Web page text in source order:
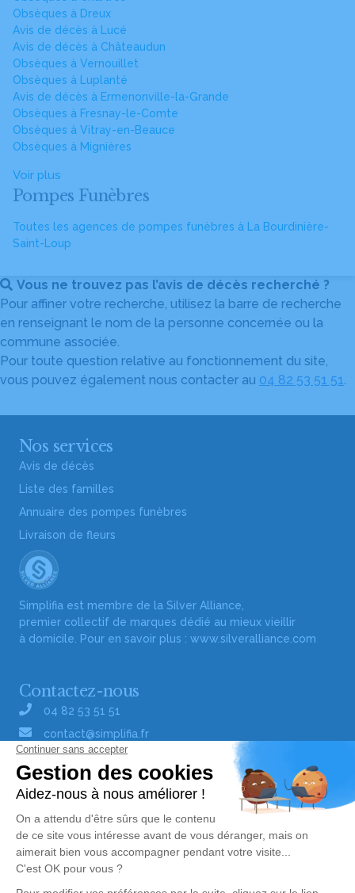
Obsèques à Dreux
Avis de décès à Lucé
Avis de décès à Châteaudun
Obsèques à Vernouillet
Obsèques à Luplanté
Avis de décès à Ermenonville-la-Grande
Obsèques à Fresnay-le-Comte
Obsèques à Vitray-en-Beauce
Obsèques à Mignières
Voir plus
Pompes Funèbres
Toutes les agences de pompes funèbres à La Bourdinière-
Saint-Loup
Vous ne trouvez pas l’avis de décès recherché ?
Pour affiner votre recherche, utilisez la barre de recherche
en renseignant le nom de la personne concernée ou la
commune associée.
Pour toute question relative au fonctionnement du site,
vous pouvez également nous contacter au 04 82 53 51 51.
Nos services
Avis de décès
Liste des familles
Annuaire des pompes funèbres
Livraison de fleurs
Simplifia est membre de la Silver Alliance,
premier collectif de marques dédié au mieux vieillir
à domicile. Pour en savoir plus : www.silveralliance.com
Contactez-nous
04 82 53 51 51
contact@simplifia.fr
Réseaux sociaux
Liens utiles
Publier un avis de décès